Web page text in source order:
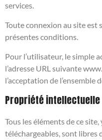
services.
Toute connexion au site est
présentes conditions.
Pour l’utilisateur, le simple
l’adresse URL suivante
l’acceptation de
Propriété intellectuelle
Tous les éléments de ce
téléchargeables, sont libres